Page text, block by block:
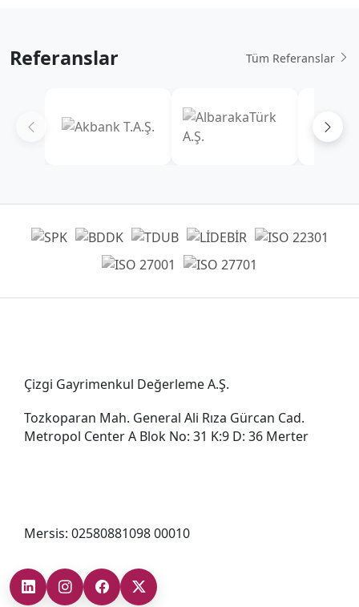
Referanslar Tüm Referanslar
Çizgi Gayrimenkul Değerleme A.Ş.
Tozkoparan Mah. General Ali Rıza Gürcan Cad.
Metropol Center A Blok No: 31 K:9 D: 36 Merter
Mersis: 02580881098 00010